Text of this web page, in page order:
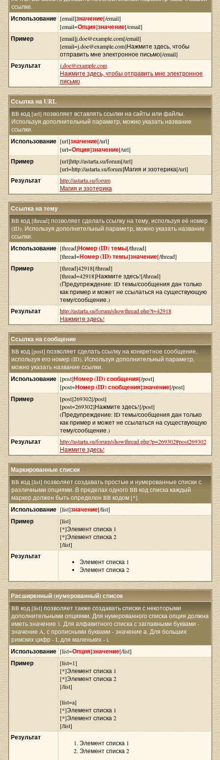
ссылке.
Использование [email]значение[/email]
[email=Опция]значение[/email]
Пример
[email]j.doe@example.com[/email]
[email=j.doe@example.com]Нажмите здесь, чтобы
отправить мне электронное письмо[/email]
Результат
j.doe@example.com
Нажмите здесь, чтобы отправить мне электронное
письмо
Ссылка на URL
BB код [url] позволяет вставлять ссылки на сайты или файлы.
Используя дополнительный параметр, можно указать название
ссылки.
Использование [url]значение[/url]
[url=Опция]значение[/url]
Пример
[url]http://astarta.su/forum[/url]
[url=http://astarta.su/forum]Магия и эзотерика[/url]
Результат
http://astarta.su/forum
Магия и эзотерика
Ссылка на тему
BB код [thread] позволяет сделать ссылку на тему, используя её номер
(ID). Используя дополнительный параметр, можно указать название
ссылки.
Использование [thread]Номер (ID) темы[/thread]
[thread=Номер (ID) темы]значение[/thread]
Пример
[thread]42918[/thread]
[thread=42918]Нажмите здесь![/thread]
(Предупреждение: ID темы/сообщения дан только
как пример и может не ссылаться на существующую
тему/сообщение.)
Результат
http://astarta.su/forum/showthread.php?t=42918
Нажмите здесь!
Ссылка на сообщение
BB код [post] позволяет сделать ссылку на конкретное сообщение,
используя его номер (ID). Используя дополнительный параметр,
можно указать название ссылки.
Использование [post]Номер (ID) сообщения[/post]
[post=Номер (ID) сообщения]значение[/post]
Пример
[post]269302[/post]
[post=269302]Нажмите здесь![/post]
(Предупреждение: ID темы/сообщения дан только
как пример и может не ссылаться на существующую
тему/сообщение.)
Результат
http://astarta.su/forum/showthread.php?p=269302#post269302
Нажмите здесь!
Маркированные списки
BB код [list] позволяет создавать простые и нумерованные списки с
различными опциями. В пределах одного BB код списка каждый
маркер должен быть определен BB кодом [*].
Использование [list]значение[/list]
Пример
[list]
[*]Элемент списка 1
[*]Элемент списка 2
[/list]
Результат
Элемент списка 1
Элемент списка 2
Расширенный (нумерованный) список
BB код [list] позволяет также создавать списки с некоторыми
дополнительными опциями. Для нумерованного списка опция должна
иметь значение 1. Для алфавитного списка с заглавными буквами -
значение A, с прописными буквами - значение а. Для больших
римских цифр - I, для маленьких - i.
Использование [list=Опция]значение[/list]
Пример
[list=1]
[*]Элемент списка 1
[*]Элемент списка 2
[/list]
[list=a]
[*]Элемент списка 1
[*]Элемент списка 2
[/list]
Результат
Элемент списка 1
Элемент списка 2